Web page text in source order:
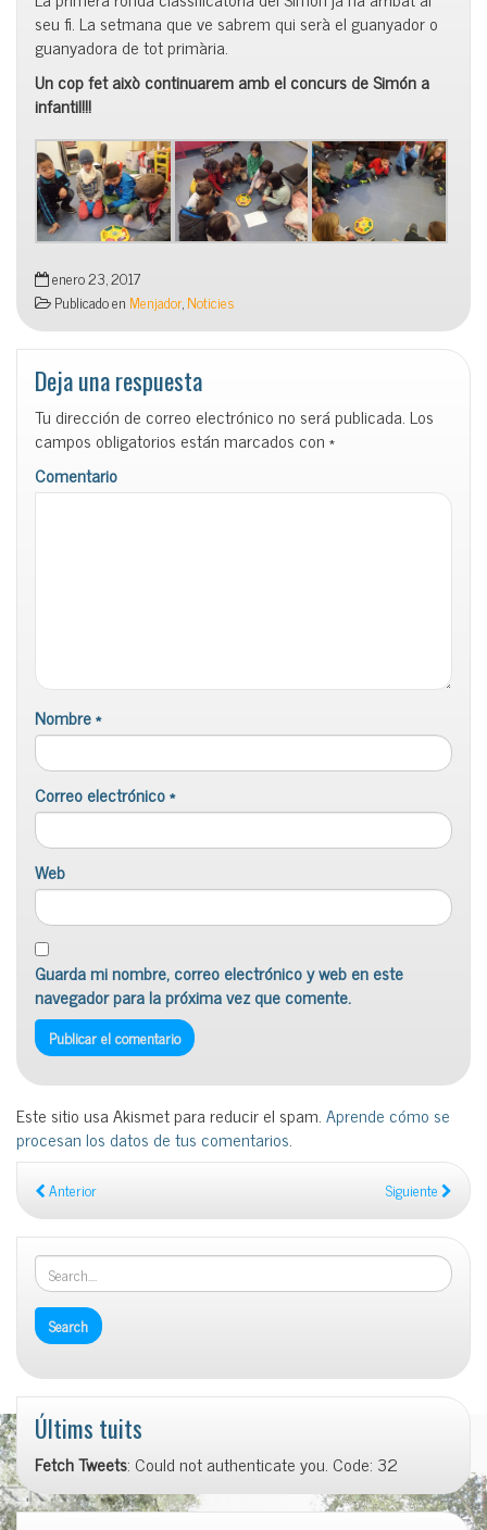
seu fi. La setmana que ve sabrem qui serà el guanyador o
guanyadora de tot primària.
Un cop fet això continuarem amb el concurs de Simón a
infantil!!!
enero 23, 2017
Publicado en Menjador,Noticies
Deja una respuesta
Tu dirección de correo electrónico no será publicada. Los
campos obligatorios están marcados con*
Comentario
Nombre*
Correo electrónico*
Web
Guarda mi nombre, correo electrónico y web en este
navegador para la próxima vez que comente.
Este sitio usa Akismet para reducir el spam.Aprende cómo se
procesan los datos de tus comentarios.
Anterior Siguiente
Últims tuits
Fetch Tweets: Could not authenticate you. Code: 32